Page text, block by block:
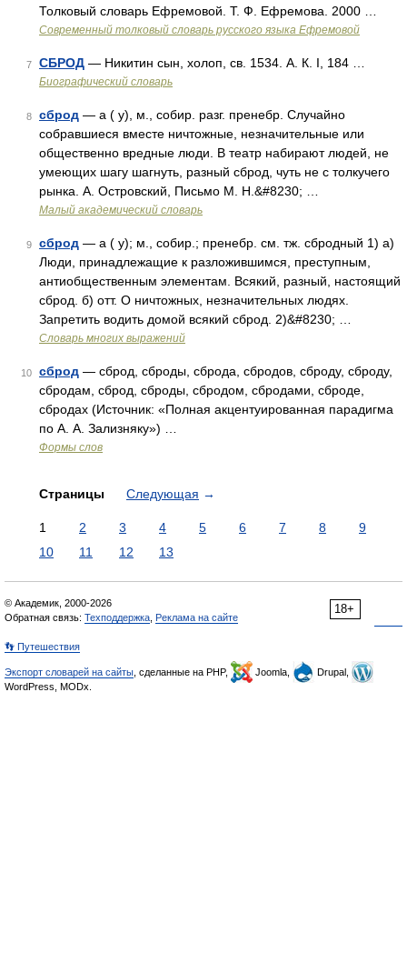
Толковый словарь Ефремовой. Т. Ф. Ефремова. 2000 …
Современный толковый словарь русского языка Ефремовой
7 СБРОД — Никитин сын, холоп, св. 1534. А. К. I, 184 …
Биографический словарь
8 сброд — а ( у), м., собир. разг. пренебр. Случайно
собравшиеся вместе ничтожные, незначительные или
общественно вредные люди. В театр набирают людей, не
умеющих шагу шагнуть, разный сброд, чуть не с толкучего
рынка. А. Островский, Письмо М. Н.&#8230; …
Малый академический словарь
9 сброд — а ( у); м., собир.; пренебр. см. тж. сбродный 1) а)
Люди, принадлежащие к разложившимся, преступным,
антиобщественным элементам. Всякий, разный, настоящий
сброд. б) отт. О ничтожных, незначительных людях.
Запретить водить домой всякий сброд. 2)&#8230; …
Словарь многих выражений
10 сброд — сброд, сброды, сброда, сбродов, сброду, сброду,
сбродам, сброд, сброды, сбродом, сбродами, сброде,
сбродах (Источник: «Полная акцентуированная парадигма
по А. А. Зализняку») …
Формы слов
Страницы Следующая →
1 2 3 4 5 6 7 8
9
10
11 12 13
18+
© Академик, 2000-2026
Обратная связь: Техподдержка Реклама на сайте
👣 Путешествия
Экспорт словарей на сайты , сделанные на PHP, Joomla,
Drupal,
WordPress, MODx.